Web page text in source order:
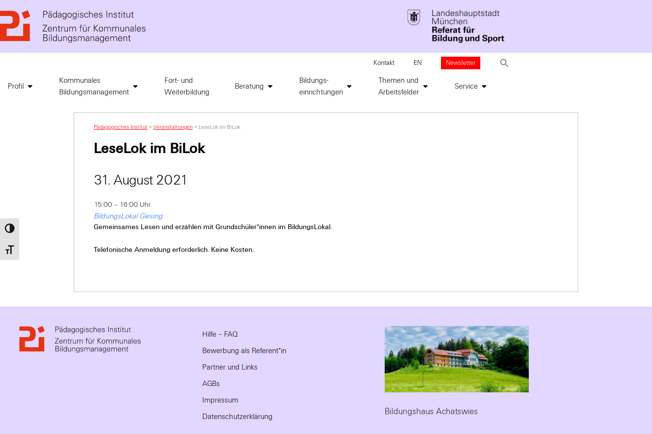
Umschalten auf hohe Kontraste
Schrift vergrößern
Kontakt EN Newsletter
Profil
Kommunales
Bildungsmanagement
Fort- und
Weiterbildung
Beratung
Bildungs-
einrichtungen
Themen und
Arbeitsfelder
Service
Pädagogisches Institut > Veranstaltungen > LeseLok im BiLok
LeseLok im BiLok
31. August 2021
15:00 – 16:00 Uhr
BildungsLokal Giesing
Gemeinsames Lesen und erzählen mit Grundschüler*innen im BildungsLokal.
Telefonische Anmeldung erforderlich. Keine Kosten.
Hilfe – FAQ
Bewerbung als Referent*in
Partner und Links
AGBs
Impressum
Datenschutzerklärung
Bildungshaus Achatswies